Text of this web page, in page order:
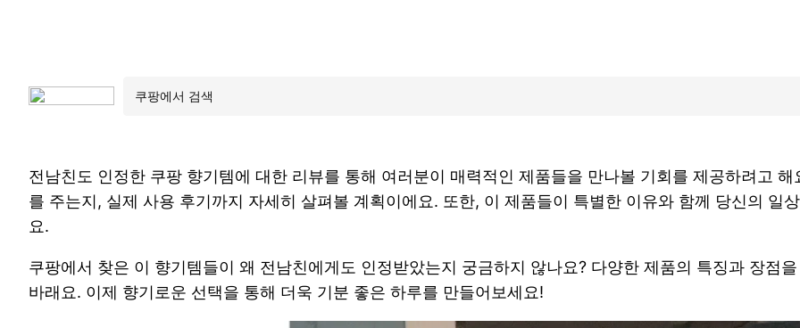
전남친도 인정한 쿠팡 향기템에 대한 리뷰를 통해 여러분이 매력적인 제품들을 만나볼 기회를 제공하려고
를 주는지, 실제 사용 후기까지 자세히 살펴볼 계획이에요. 또한, 이 제품들이 특별한 이유와 함께 당신의 일
요.
쿠팡에서 찾은 이 향기템들이 왜 전남친에게도 인정받았는지 궁금하지 않나요? 다양한 제품의 특징과 장점
바래요. 이제 향기로운 선택을 통해 더욱 기분 좋은 하루를 만들어보세요!